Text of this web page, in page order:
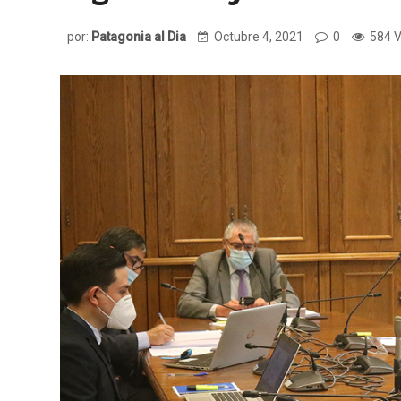
por: Patagonia al Dia Octubre 4, 2021 0 584